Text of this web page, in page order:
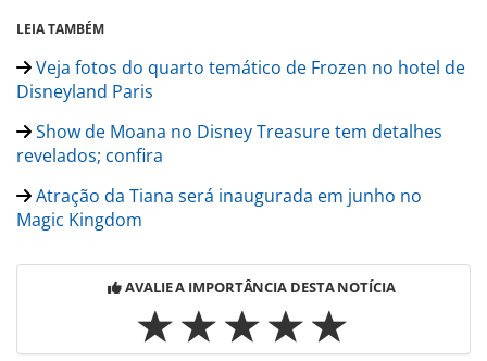
LEIA TAMBÉM
Veja fotos do quarto temático de Frozen no hotel de
Disneyland Paris
Show de Moana no Disney Treasure tem detalhes
revelados; confira
Atração da Tiana será inaugurada em junho no
Magic Kingdom
AVALIE A IMPORTÂNCIA DESTA NOTÍCIA